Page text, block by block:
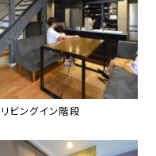
リビングイン階段